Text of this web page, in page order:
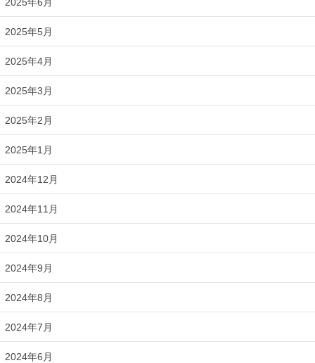
2025年5月
2025年4月
2025年3月
2025年2月
2025年1月
2024年12月
2024年11月
2024年10月
2024年9月
2024年8月
2024年7月
2024年6月